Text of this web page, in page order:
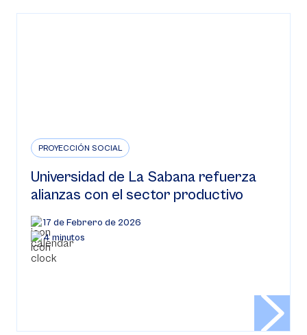
PROYECCIÓN SOCIAL
Universidad de La Sabana refuerza
alianzas con el sector productivo
17 de Febrero de 2026
4 minutos